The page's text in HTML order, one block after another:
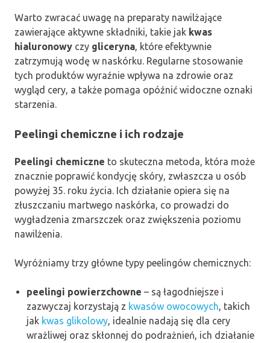
Warto zwracać uwagę na preparaty nawilżające
zawierające aktywne składniki, takie jak kwas
hialuronowy czy gliceryna, które efektywnie
zatrzymują wodę w naskórku. Regularne stosowanie
tych produktów wyraźnie wpływa na zdrowie oraz
wygląd cery, a także pomaga opóźnić widoczne oznaki
starzenia.
Peelingi chemiczne i ich rodzaje
Peelingi chemiczne to skuteczna metoda, która może
znacznie poprawić kondycję skóry, zwłaszcza u osób
powyżej 35. roku życia. Ich działanie opiera się na
złuszczaniu martwego naskórka, co prowadzi do
wygładzenia zmarszczek oraz zwiększenia poziomu
nawilżenia.
Wyróżniamy trzy główne typy peelingów chemicznych:
peelingi powierzchowne – są łagodniejsze i
zazwyczaj korzystają z kwasów owocowych, takich
jak kwas glikolowy, idealnie nadają się dla cery
wrażliwej oraz skłonnej do podrażnień, ich działanie